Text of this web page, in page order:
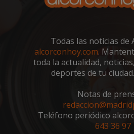
Todas las noticias de
alcorconhoy.com.
toda la actualidad,
deportes de tu
Notas de
Teléfono periódico
643 36 97